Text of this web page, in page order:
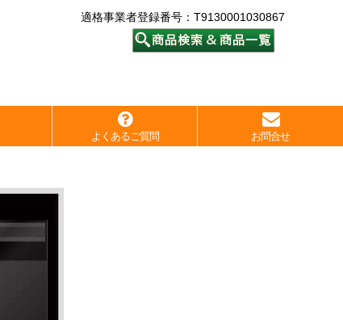
適格事業者登録番号：T9130001030867
よくあるご質問 お問合せ